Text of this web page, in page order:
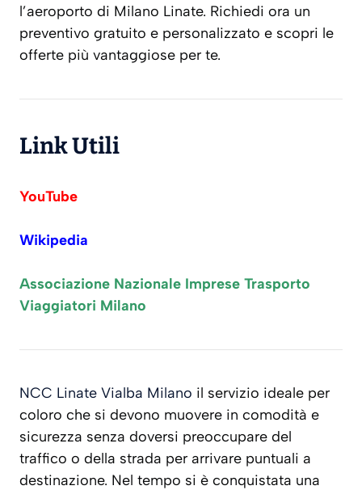
l’aeroporto di Milano Linate. Richiedi ora un
preventivo gratuito e personalizzato e scopri le
offerte più vantaggiose per te.
Link Utili
YouTube
Wikipedia
Associazione Nazionale Imprese Trasporto
Viaggiatori Milano
NCC Linate Vialba Milano il servizio ideale per
coloro che si devono muovere in comodità e
sicurezza senza doversi preoccupare del
traffico o della strada per arrivare puntuali a
destinazione. Nel tempo si è conquistata una